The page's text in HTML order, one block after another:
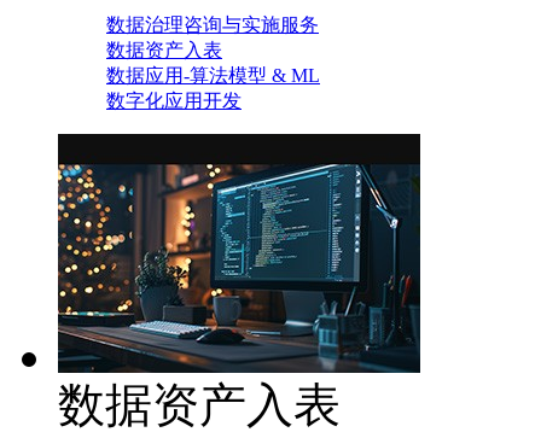
数据治理咨询与实施服务
数据资产入表
数据应用-算法模型 & ML
数字化应用开发
数据资产入表